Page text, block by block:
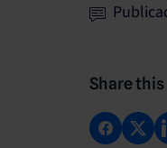
Share this